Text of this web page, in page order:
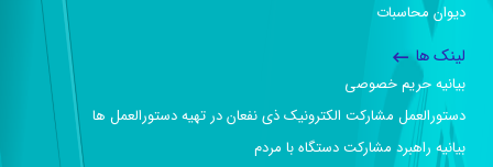
دیوان محاسبات
لینک ها
بیانیه حریم خصوصی
دستورالعمل مشارکت الکترونیک ذی نفعان در تهیه دستورالعمل ها
بیانیه راهبرد مشارکت دستگاه با مردم